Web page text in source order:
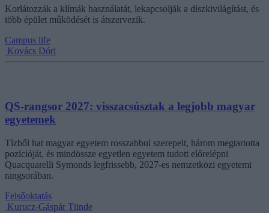
Korlátozzák a klímák használatát, lekapcsolják a díszkivilágítást, és
több épület működését is átszervezik.
Campus life
Kovács Dóri
QS-rangsor 2027: visszacsúsztak a legjobb magyar
egyetemek
Tízből hat magyar egyetem rosszabbul szerepelt, három megtartotta
pozícióját, és mindössze egyetlen egyetem tudott előrelépni
Quacquarelli Symonds legfrissebb, 2027-es nemzetközi egyetemi
rangsorában.
Felsőoktatás
Kurucz-Gáspár Tünde